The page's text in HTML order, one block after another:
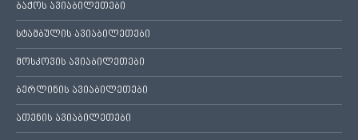
ბაქოს ავიაბილეთები
სტამბულის ავიაბილეთები
მოსკოვის ავიაბილეთები
ბერლინის ავიაბილეთები
ათენის ავიაბილეთები